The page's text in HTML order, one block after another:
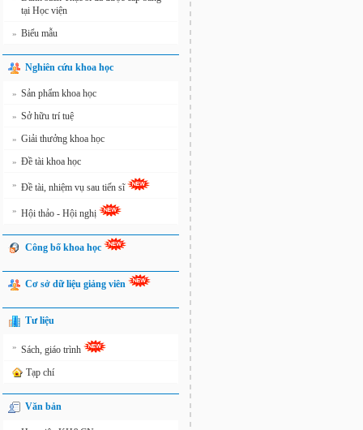
tại Học viện
» Biểu mẫu
Nghiên cứu khoa học
» Sản phẩm khoa học
» Sở hữu trí tuệ
» Giải thưởng khoa học
» Đề tài khoa học
» Đề tài, nhiệm vụ sau tiến sĩ
» Hội thảo - Hội nghị
Công bố khoa học
Cơ sở dữ liệu giảng viên
Tư liệu
» Sách, giáo trình
Tạp chí
Văn bản